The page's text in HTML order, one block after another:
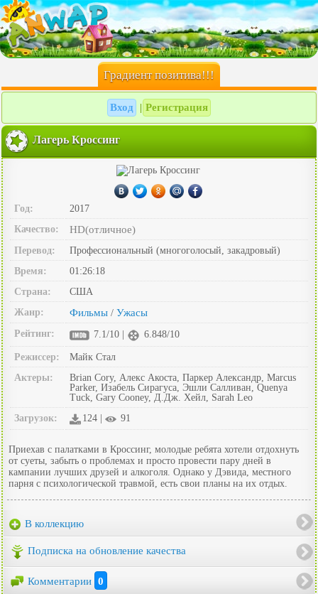
Градиент позитива!!!
Вход Регистрация
Лагерь Кроссинг
Год:
2017
Качество:
HD(отличное)
Перевод:
Профессиональный (многоголосый, закадровый)
Время:
01:26:18
Страна:
США
Жанр:
Фильмы / Ужасы
Рейтинг: 7.1/10 | 6.848/10
Режиссер:
Майк Стал
Актеры:
Brian Cory, Алекс Акоста, Паркер Александр, Marcus
Parker, Изабель Сирагуса, Эшли Салливан, Quenya
Tuck, Gary Cooney, Д.Дж. Хейл, Sarah Leo
Загрузок:
124 | 91
Приехав с палатками в Кроссинг, молодые ребята хотели отдохнуть
от суеты, забыть о проблемах и просто провести пару дней в
кампании лучших друзей и алкоголя. Однако у Дэвида, местного
парня с психологической травмой, есть свои планы на их отдых.
В коллекцию
Подписка на обновление качества
Комментарии 0